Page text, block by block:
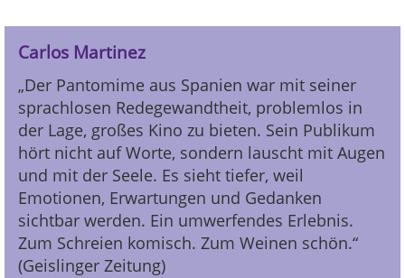
Carlos Martinez
„Der Pantomime aus Spanien war mit seiner
sprachlosen Redegewandtheit, problemlos in
der Lage, großes Kino zu bieten. Sein Publikum
hört nicht auf Worte, sondern lauscht mit Augen
und mit der Seele. Es sieht tiefer, weil
Emotionen, Erwartungen und Gedanken
sichtbar werden. Ein umwerfendes Erlebnis.
Zum Schreien komisch. Zum Weinen schön.“
(Geislinger Zeitung)